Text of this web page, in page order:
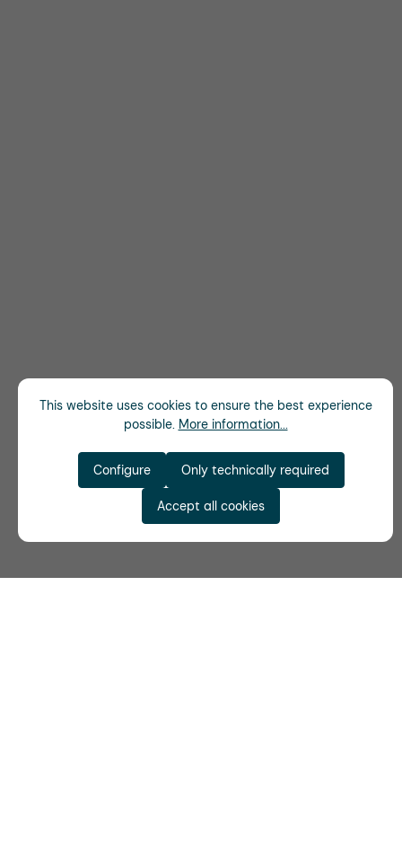
This website uses cookies to ensure the best experience
possible. More information...
Only technically required
Configure
Accept all cookies